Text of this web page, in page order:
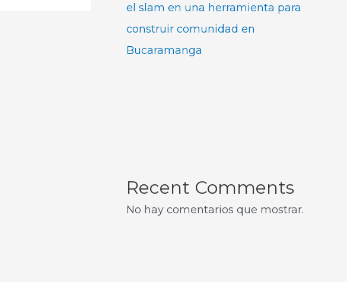
el slam en una herramienta para
construir comunidad en
Bucaramanga
Recent Comments
No hay comentarios que mostrar.